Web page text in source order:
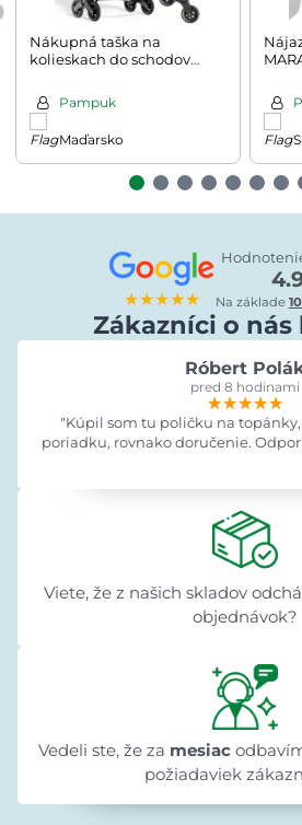
Nákupná taška na
kolieskach do schodov
Pampuk
Maďarsko
★★★★★ Na základe
Zákazníci o nás
Róbert
pred 8 hodinami
★★★★★
★★★★★
★★★★★
"Kúpil som tu poličku na
poriadku, rovnako doručenie.
Viete, že z našich skladov
objednávok?
Vedeli ste, že za mesiac
požiadaviek